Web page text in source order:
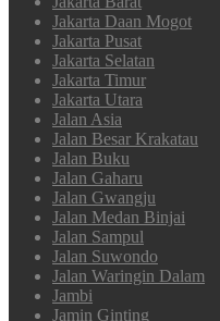
Jakarta Daan Mogot
Jakarta Pusat
Jakarta Selatan
Jakarta Timur
Jakarta Utara
Jalan Asia
Jalan Besar Krakatau
Jalan Buku
Jalan Gaharu
Jalan Gwangju
Jalan Medan Binjai
Jalan Sampul
Jalan Suwondo
Jalan Waringin Dalam
Jambi
Jamin Ginting